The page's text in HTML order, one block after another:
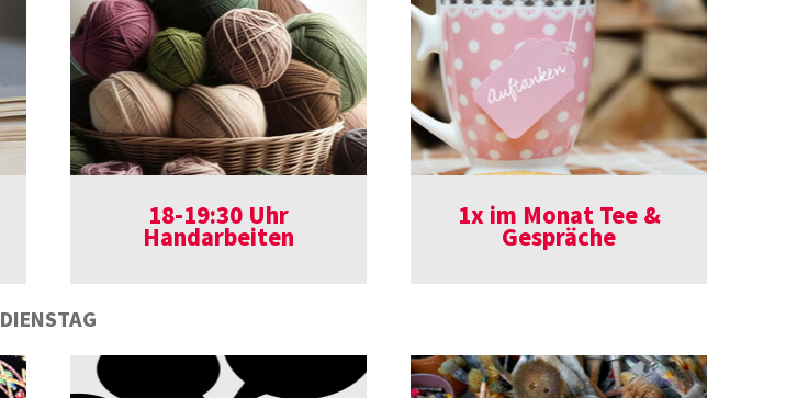
18-19:30 Uhr
Handarbeiten
1x im Monat Tee &
Gespräche
DIENSTAG